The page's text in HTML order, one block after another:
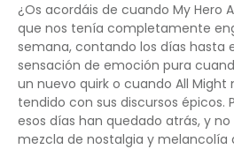
¿Os acordáis de cuando My Hero
que nos tenía completamente
semana, contando los días hasta
sensación de emoción pura
un nuevo quirk o cuando All
tendido con sus discursos épicos.
esos días han quedado atrás, y
mezcla de nostalgia y melancolía